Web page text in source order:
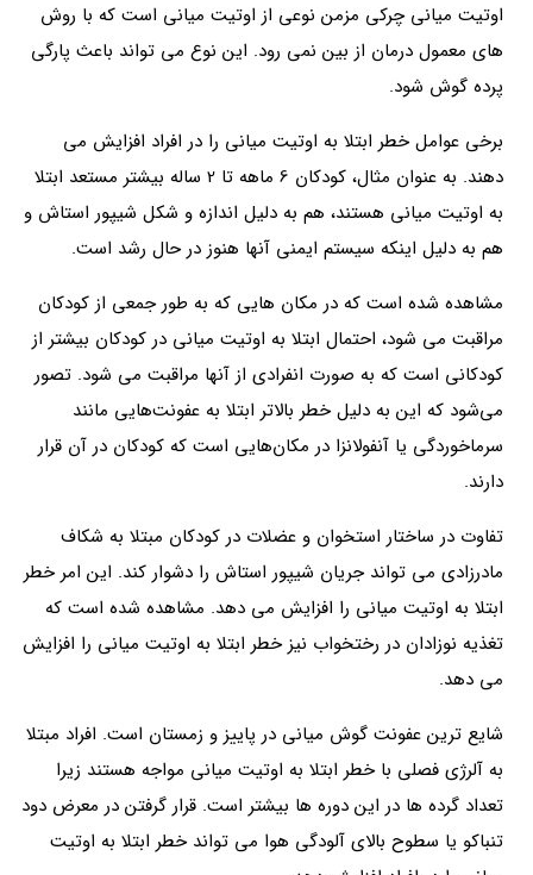
اوتیت میانی چرکی مزمن نوعی از اوتیت میانی است که با روش
های معمول درمان از بین نمی رود. این نوع می تواند باعث پارگی
پرده گوش شود.
برخی عوامل خطر ابتلا به اوتیت میانی را در افراد افزایش می
دهند. به عنوان مثال، کودکان 6 ماهه تا 2 ساله بیشتر مستعد ابتلا
به اوتیت میانی هستند، هم به دلیل اندازه و شکل شیپور استاش و
هم به دلیل اینکه سیستم ایمنی آنها هنوز در حال رشد است.
مشاهده شده است که در مکان هایی که به طور جمعی از کودکان
مراقبت می شود، احتمال ابتلا به اوتیت میانی در کودکان بیشتر از
کودکانی است که به صورت انفرادی از آنها مراقبت می شود. تصور
می‌شود که این به دلیل خطر بالاتر ابتلا به عفونت‌هایی مانند
سرماخوردگی یا آنفولانزا در مکان‌هایی است که کودکان در آن قرار
دارند.
تفاوت در ساختار استخوان و عضلات در کودکان مبتلا به شکاف
مادرزادی می تواند جریان شیپور استاش را دشوار کند. این امر خطر
ابتلا به اوتیت میانی را افزایش می دهد. مشاهده شده است که
تغذیه نوزادان در رختخواب نیز خطر ابتلا به اوتیت میانی را افزایش
می دهد.
شایع ترین عفونت گوش میانی در پاییز و زمستان است. افراد مبتلا
به آلرژی فصلی با خطر ابتلا به اوتیت میانی مواجه هستند زیرا
تعداد گرده ها در این دوره ها بیشتر است. قرار گرفتن در معرض دود
تنباکو یا سطوح بالای آلودگی هوا می تواند خطر ابتلا به اوتیت